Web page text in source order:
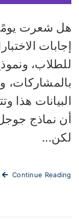
شعرت يومًا
هذا
نماذج جوجل
Continue